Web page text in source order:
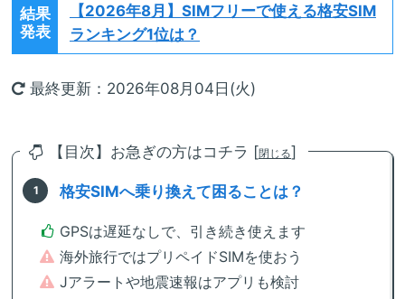
結果
発表
【2026年8月】 SIMフリーで使える格安SIM
ランキング1位は？
最終更新：2026年08月04日(火)
【目次】お急ぎの方はコチラ [閉じる]
格安SIMへ乗り換えて困ることは？
GPSは遅延なしで、引き続き使えます
海外旅行ではプリペイドSIMを使おう
Jアラートや地震速報はアプリも検討